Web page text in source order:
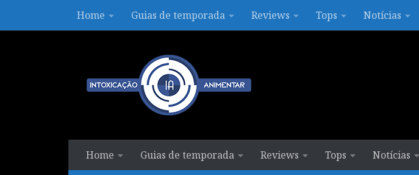
Skip to contentHome Guias de temporada Reviews Tops Notícias
Home Guias de temporada Reviews Tops Notícias